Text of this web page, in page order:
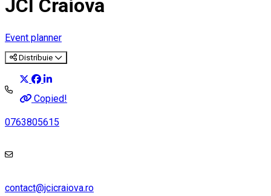
JCI Craiova
Event planner
Distribuie
Copied!
0763805615
contact@jcicraiova.ro